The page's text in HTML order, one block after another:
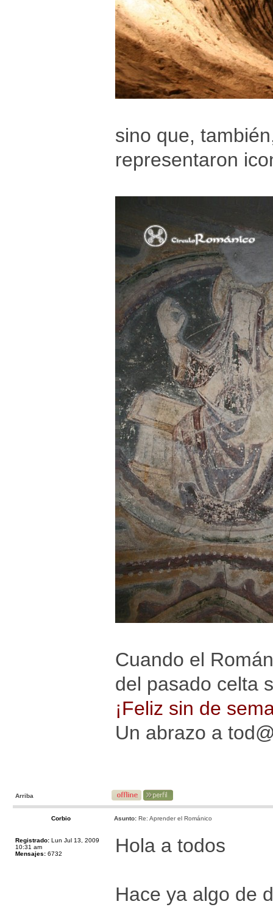
sino que,
representaron
Cuando el
del pasado celta
¡Feliz sin de
Un abrazo a
Arriba
Corbio Asunto: Re: Aprender el Románico
Registrado: Lun Jul 13, 2009
10:31 am
Mensajes: 6732 Hola a todos
Hace ya algo de